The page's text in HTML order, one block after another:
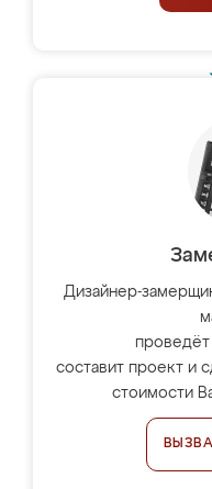
Дизайнер-
составит проект и
стоимости